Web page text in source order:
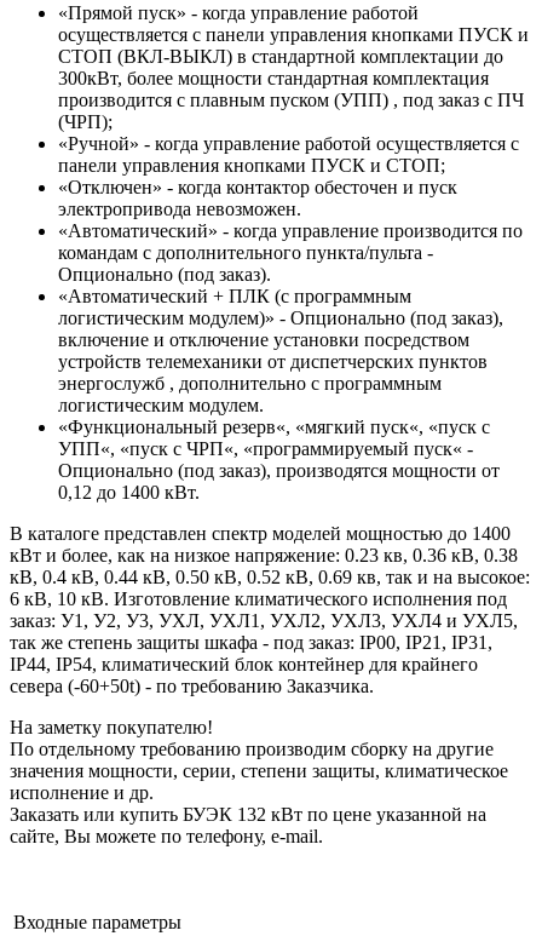
«Прямой пуск» - когда управление работой
осуществляется с панели управления кнопками ПУСК и
СТОП (ВКЛ-ВЫКЛ) в стандартной комплектации до
300кВт, более мощности стандартная комплектация
производится с плавным пуском (УПП) , под заказ с ПЧ
(ЧРП);
«Ручной» - когда управление работой осуществляется с
панели управления кнопками ПУСК и СТОП;
«Отключен» - когда контактор обесточен и пуск
электропривода невозможен.
«Автоматический» - когда управление производится по
командам с дополнительного пункта/пульта -
Опционально (под заказ).
«Автоматический + ПЛК (с программным
логистическим модулем)» - Опционально (под заказ),
включение и отключение установки посредством
устройств телемеханики от диспетчерских пунктов
энергослужб , дополнительно с программным
логистическим модулем.
«Функциональный резерв«, «мягкий пуск«, «пуск с
УПП«, «пуск с ЧРП«, «программируемый пуск« -
Опционально (под заказ), производятся мощности от
0,12 до 1400 кВт.
В каталоге представлен спектр моделей мощностью до 1400
кВт и более, как на низкое напряжение: 0.23 кв, 0.36 кВ, 0.38
кВ, 0.4 кВ, 0.44 кВ, 0.50 кВ, 0.52 кВ, 0.69 кв, так и на высокое:
6 кВ, 10 кВ. Изготовление климатического исполнения под
заказ: У1, У2, У3, УХЛ, УХЛ1, УХЛ2, УХЛ3, УХЛ4 и УХЛ5,
так же степень защиты шкафа - под заказ: IP00, IP21, IP31,
IP44, IP54, климатический блок контейнер для крайнего
севера (-60+50t) - по требованию Заказчика.
На заметку покупателю!
По отдельному требованию производим сборку на другие
значения мощности, серии, степени защиты, климатическое
исполнение и др.
Заказать или купить БУЭК 132 кВт по цене указанной на
сайте, Вы можете по телефону, e-mail.
Входные параметры